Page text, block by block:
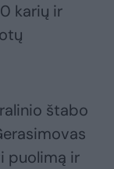
karių ir
štabo
puolimą ir